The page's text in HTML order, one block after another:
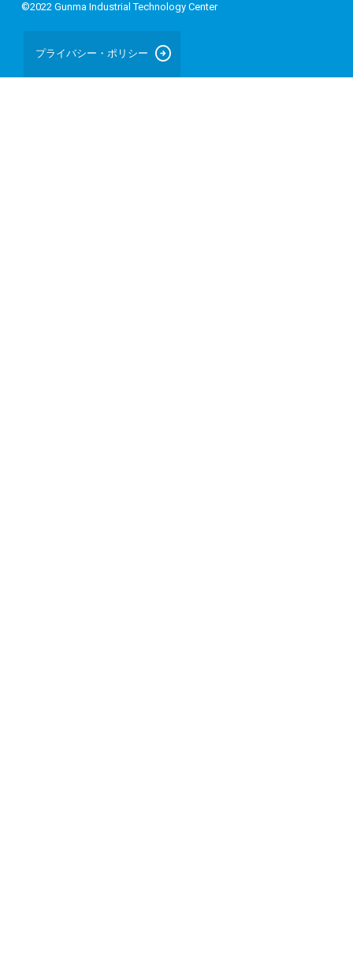
©2022 Gunma Industrial Technology Center
プライバシー・ポリシー arrow_circle_right